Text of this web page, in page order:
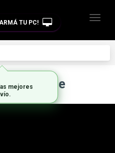
TU PC!
disponible
mejores